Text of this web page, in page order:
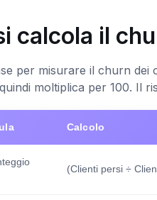
calcola il
per misurare il churn dei
moltiplica per 100. Il
Calcolo
(Clienti persi ÷